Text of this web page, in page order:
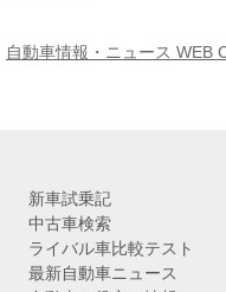
カ
自動車情報・ニュース WEB
新車試乗記
中古車検索
ライバル車比較テスト
最新自動車ニュース